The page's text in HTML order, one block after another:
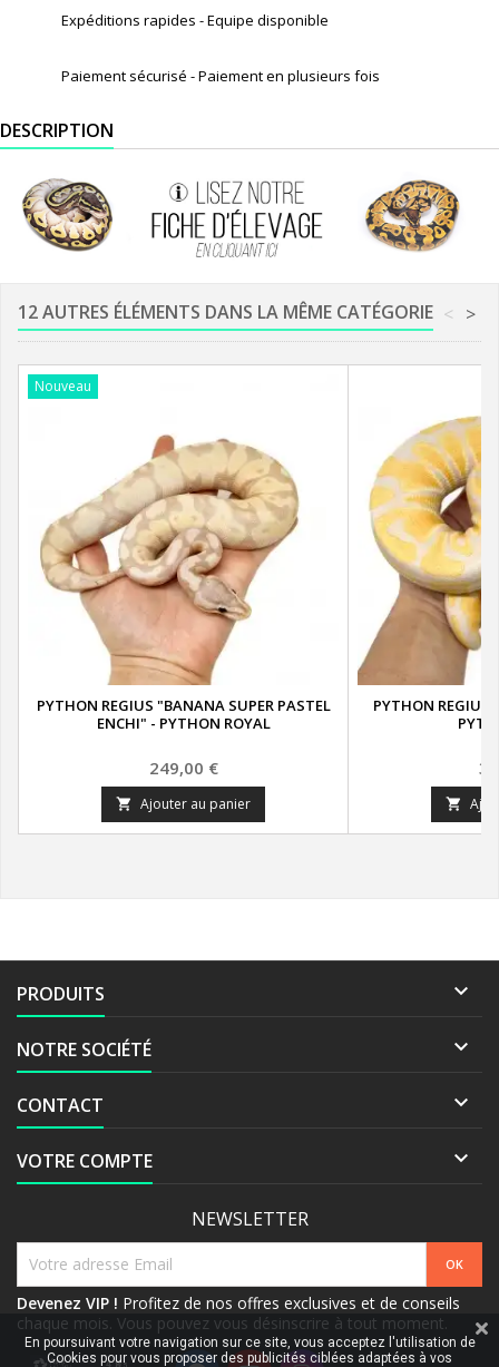
Expéditions rapides - Equipe disponible
Paiement sécurisé - Paiement en plusieurs fois
DESCRIPTION
12 AUTRES ÉLÉMENTS DANS LA MÊME CATÉGORIE >
<
Nouveau
PYTHON REGIUS "BANANA SUPER PASTEL
ENCHI" - PYTHON ROYAL
Prix
249,00 €
 Ajouter au panier
PYTHON REGIUS

PRODUITS 
NOTRE SOCIÉTÉ 
CONTACT 
VOTRE COMPTE 
NEWSLETTER
Devenez VIP ! Profitez de nos offres exclusives et de conseils
chaque mois. Vous pouvez vous désinscrire à tout moment.
En poursuivant votre navigation sur ce site, vous acceptez l'utilisation de
Cookies pour vous proposer des publicités ciblées adaptées à vos